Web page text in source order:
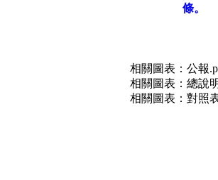
條。
相關圖表： 公報
相關圖表： 總說
相關圖表： 對照